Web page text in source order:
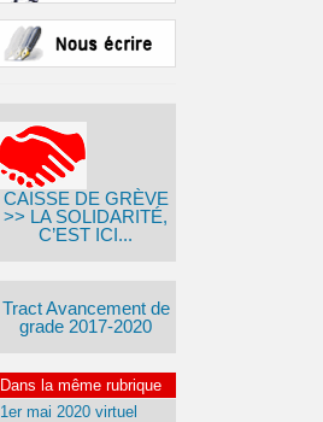
CAISSE DE GRÈVE
>> LA SOLIDARITÉ,
C’EST ICI...
Tract Avancement de
grade 2017-2020
Dans la même rubrique
1er mai 2020 virtuel